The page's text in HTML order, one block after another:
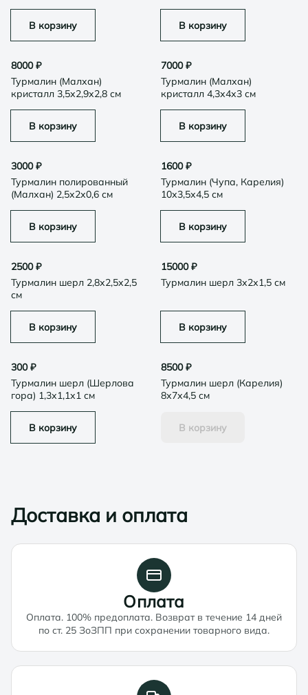
В корзину В корзину
8000₽
Турмалин (Малхан)
кристалл 3,5х2,9х2,8 см
В корзину
7000₽
Турмалин (Малхан)
кристалл 4,3х4х3 см
В корзину
3000₽
Турмалин полированный
(Малхан) 2,5х2х0,6 см
В корзину
1600₽
Турмалин (Чупа, Карелия)
10х3,5х4,5 см
В корзину
2500₽
Турмалин шерл 2,8х2,5х2,5
см
В корзину
15000₽
Турмалин шерл 3х2х1,5 см
В корзину
300₽
Турмалин шерл (Шерлова
гора) 1,3х1,1х1 см
В корзину
8500₽
Турмалин шерл (Карелия)
8х7х4,5 см
В корзину
Доставка и оплата
Оплата
Оплата. 100% предоплата. Возврат в течение 14 дней
по ст. 25 ЗоЗПП при сохранении товарного вида.